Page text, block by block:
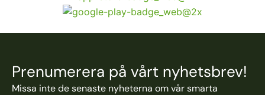
Prenumerera på vårt nyhetsbrev!
Missa inte de senaste nyheterna om vår smarta